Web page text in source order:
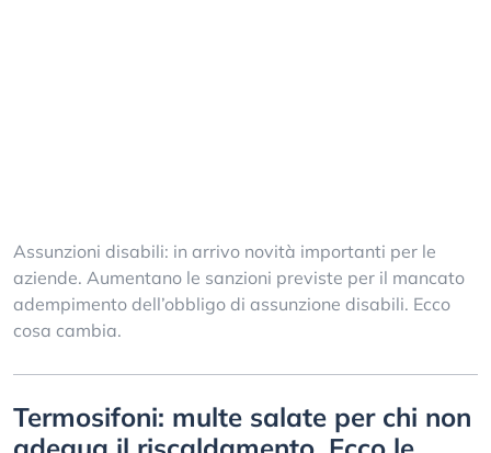
Assunzioni disabili: in arrivo novità importanti per le
aziende. Aumentano le sanzioni previste per il mancato
adempimento dell’obbligo di assunzione disabili. Ecco
cosa cambia.
Termosifoni: multe salate per chi non